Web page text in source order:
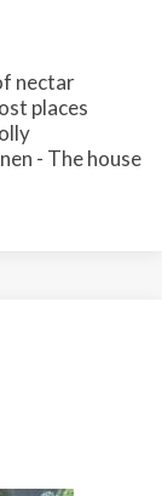
nectar
places
- The house